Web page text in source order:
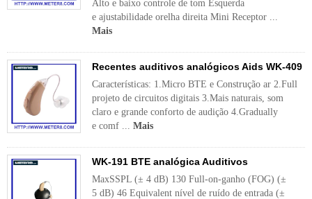
Alto e baixo controle de tom Esquerda
e ajustabilidade orelha direita Mini Receptor ...
Mais
Recentes auditivos analógicos Aids WK-409
Características: 1.Micro BTE e Construção ar 2.Full
projeto de circuitos digitais 3.Mais naturais, som
claro e grande conforto de audição 4.Gradually
e comf ... Mais
WK-191 BTE analógica Auditivos
MaxSSPL (± 4 dB) 130 Full-on-ganho (FOG) (±
5 dB) 46 Equivalent nível de ruído de entrada (±